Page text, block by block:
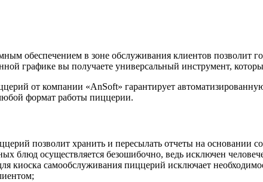
обеспечением в зоне обслуживания клиентов позволит
графике вы получаете универсальный инструмент,
от компании «AnSoft» гарантирует
формат работы пиццерии.
позволит хранить и пересылать отчеты на основании
блюд осуществляется безошибочно, ведь исключен
киоска самообслуживания пиццерий исключает